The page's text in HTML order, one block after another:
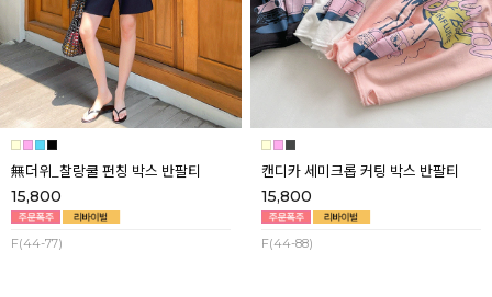
無더위_찰랑쿨 펀칭 박스 반팔티
15,800
F(44-77)
캔디카 세미크롭 커팅 박스 반팔티
15,800
F(44-88)